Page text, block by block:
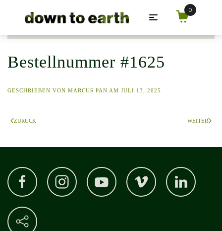
Zum Hauptinhalt springen
Bestellnummer #1625
GESCHRIEBEN VON MARCUS PAN AM JULI 13, 2025
ZURÜCK WEITER